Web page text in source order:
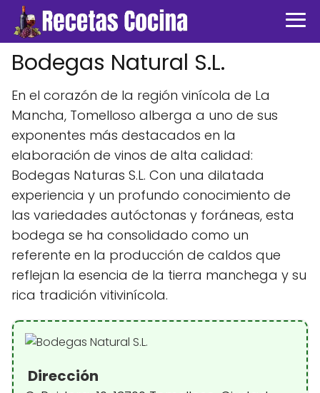
Bodegas Natural S.L.
En el corazón de la región vinícola de La
Mancha, Tomelloso alberga a uno de sus
exponentes más destacados en la
elaboración de vinos de alta calidad:
Bodegas Naturas S.L. Con una dilatada
experiencia y un profundo conocimiento de
las variedades autóctonas y foráneas, esta
bodega se ha consolidado como un
referente en la producción de caldos que
reflejan la esencia de la tierra manchega y su
rica tradición vitivinícola.
Dirección